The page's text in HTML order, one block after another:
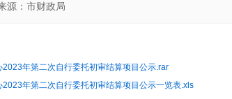
源：市财政局
年第二次自行委托初审结算项目公示.rar
年第二次自行委托初审结算项目公示一览表.xls